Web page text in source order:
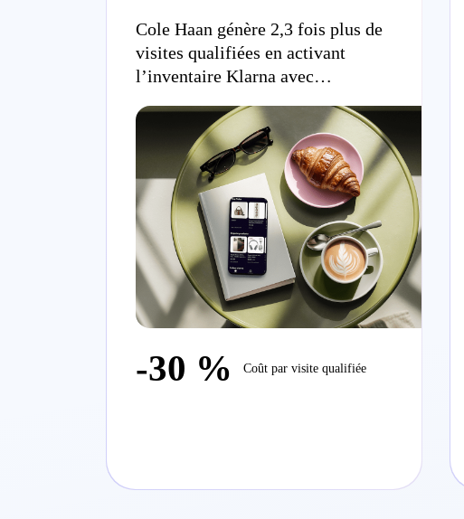
Cole Haan génère 2,3 fois plus de
visites qualifiées en activant
l’inventaire Klarna avec
-30 % Coût par visite qualifiée